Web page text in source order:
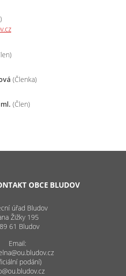
(Členka)
(Člen)
OBCE BLUDOV
úřad Bludov
Žižky 195
61 Bludov
Email:
podání)